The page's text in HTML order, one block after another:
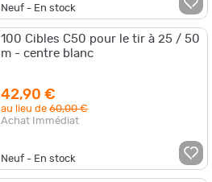
Neuf - En stock
100 Cibles C50 pour le tir à 25 / 50
m - centre blanc
42,90 €
au lieu de60,00 €
Achat Immédiat
Neuf - En stock